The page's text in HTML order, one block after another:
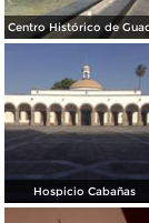
Hospicio Cabañas